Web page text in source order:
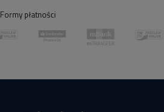
Formy płatności